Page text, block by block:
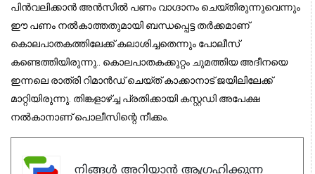
പിന്‍വലിക്കാന്‍ അന്‍സില്‍ പണം വാഗ്ദാനം ചെയ്തിരുന്നുവെന്നും
ഈ പണം നല്‍കാത്തതുമായി ബന്ധപ്പെട്ട തര്‍ക്കമാണ്
കൊലപാതകത്തിലേക്ക് കലാശിച്ചതെന്നും പോലീസ്
കണ്ടെത്തിയിരുന്നു.. കൊലപാതകക്കുറ്റം ചുമത്തിയ അദീനയെ
ഇന്നലെ രാത്രി റിമാന്‍ഡ് ചെയ്ത് കാക്കാനാട് ജയിലിലേക്ക്
മാറ്റിയിരുന്നു. തിങ്കളാഴ്ച്ച പ്രതിക്കായി കസ്റ്റഡി അപേക്ഷ
നല്‍കാനാണ് പൊലീസിന്റെ നീക്കം.
നിങ്ങൾ അറിയാൻ ആഗ്രഹിക്കുന്ന